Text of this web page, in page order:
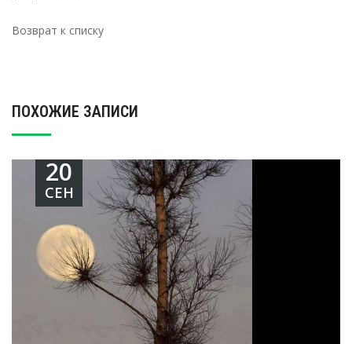
Возврат к списку
ПОХОЖИЕ ЗАПИСИ
20
СЕН